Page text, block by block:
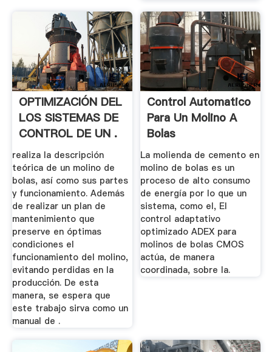
OPTIMIZACIÓN DEL
LOS SISTEMAS DE
CONTROL DE UN .
realiza la descripción
teórica de un molino de
bolas, así como sus partes
y funcionamiento. Además
de realizar un plan de
mantenimiento que
preserve en óptimas
condiciones el
funcionamiento del molino,
evitando perdidas en la
producción. De esta
manera, se espera que
este trabajo sirva como un
manual de .
Control Automatico
Para Un Molino A
Bolas
La molienda de cemento en
molino de bolas es un
proceso de alto consumo
de energía por lo que un
sistema, como el, El
control adaptativo
optimizado ADEX para
molinos de bolas CMOS
actúa, de manera
coordinada, sobre la.